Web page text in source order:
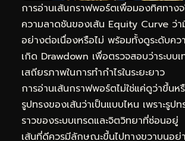
การอ่านเส้นกราฟพอร์ตเพื่อมองทิศทาง
ความลาดชันของเส้น Equity Curve ว่
อย่างต่อเนื่องหรือไม่ พร้อมทั้งดูระดับคว
เกิด Drawdown เพื่อตรวจสอบว่าระบบ
เสถียรภาพในการทำกำไรในระยะยาว
การอ่านเส้นกราฟพอร์ตไม่ใช่แค่ดูว่าขึ้น
รูปทรงของเส้นว่าเป็นแบบไหน เพราะรูป
ราวของระบบเทรดและจิตวิทยาที่ซ่อนอยู่
เส้นที่ดีควรมีลักษณะขึ้นไปทางขวาบนอย่